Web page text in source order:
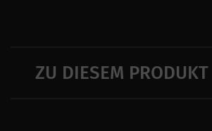
ZU DIESEM PRODUKT